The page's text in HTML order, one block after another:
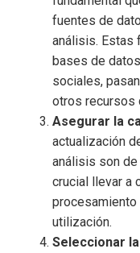
fuentes de
análisis. Estas
bases de
sociales,
otros recursos
Asegurar la
actualización
análisis son
crucial llevar a
utilización.
Seleccionar